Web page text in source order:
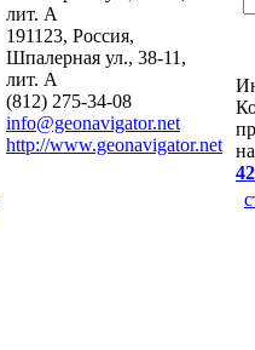
лит. А
191123, Россия,
Шпалерная ул., 38-11,
лит. А
(812) 275-34-08
info@geonavigator.net
http://www.geonavigator.net